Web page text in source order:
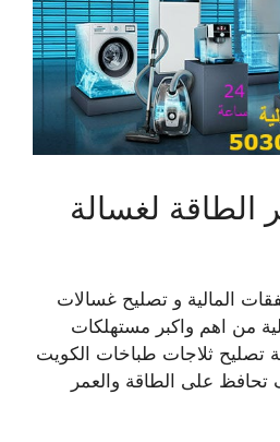
الطاقة لغسالة
المالية و تصليح غسالات
من اهم واكبر مستهلكات
تصليح ثلاجات طباخات الكويت
على الطاقة والعمر